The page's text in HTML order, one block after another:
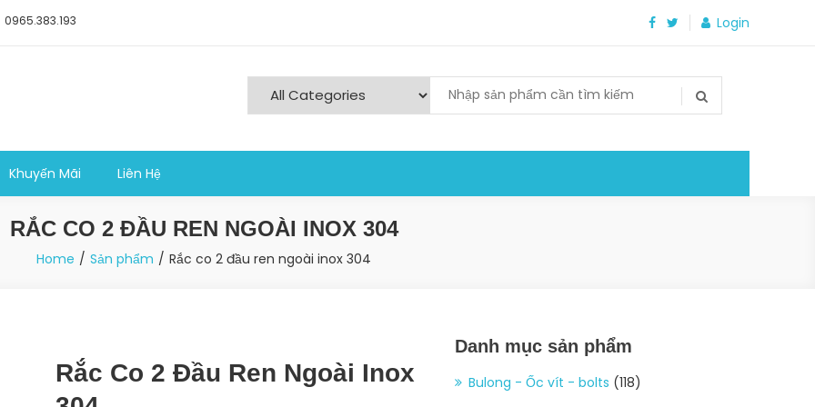
0965.383.193 Login
Khuyến Mãi Liên Hệ
RẮC CO 2 ĐẦU REN NGOÀI INOX 304
Home Sản phẩm Rắc co 2 đầu ren ngoài inox 304
Rắc Co 2 Đầu Ren Ngoài Inox
Danh mục sản phẩm
Bulong - Ốc vít - bolts (118)